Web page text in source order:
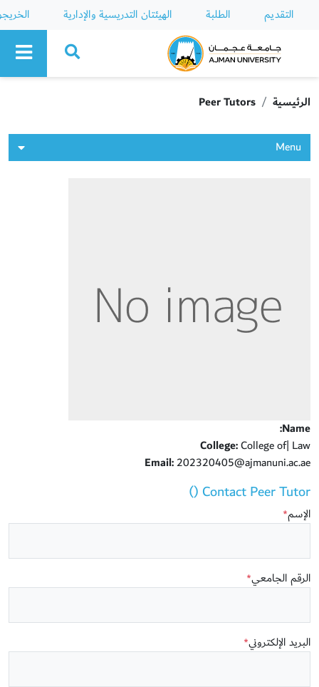
التقديم الطلبة الهيئتان التدريسية والإدارية
Ajman University
الرئيسية Peer Tutors
Menu
Name:
College:College of| Law
Email:202320405@ajmanuni.ac.ae
Contact Peer Tutor ()
الإسم*
الرقم الجامعي*
البريد الإلكتروني*